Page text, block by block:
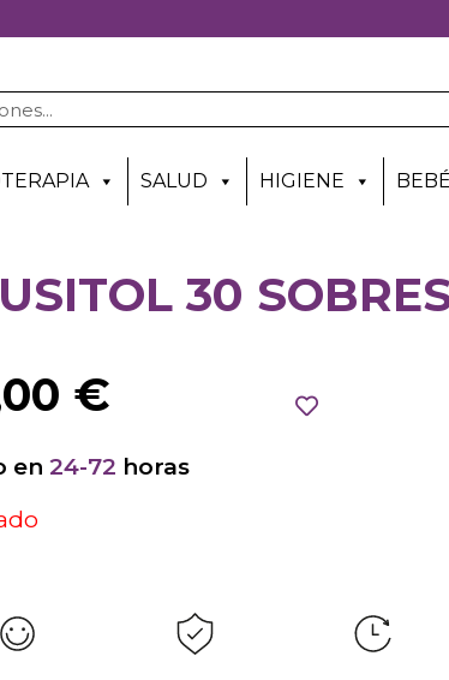
SALUD HIGIENE
30
€
en 24-72 horas